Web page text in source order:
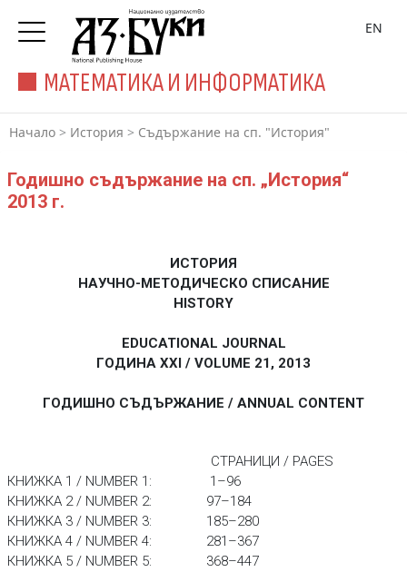
МАТЕМАТИКА И ИНФОРМАТИКА
EN
Начало > История > Съдържание на сп. "История"
Годишно съдържание на сп. „История“
2013 г.
ИСТОРИЯ
НАУЧНО-МЕТОДИЧЕСКО СПИСАНИЕ
HISTORY
EDUCATIONAL JOURNAL
ГОДИНА XXI / VOLUME 21, 2013
ГОДИШНО СЪДЪРЖАНИЕ / ANNUAL CONTENT
СТРАНИЦИ / PAGES
КНИЖКА 1 / NUMBER 1: 1–96
КНИЖКА 2 / NUMBER 2: 97–184
КНИЖКА 3 / NUMBER 3: 185–280
КНИЖКА 4 / NUMBER 4: 281–367
КНИЖКА 5 / NUMBER 5: 368–447